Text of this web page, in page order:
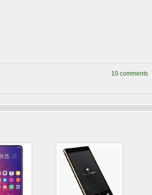
10 comments